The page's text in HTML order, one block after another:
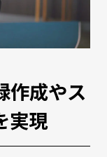
作成やス
実現